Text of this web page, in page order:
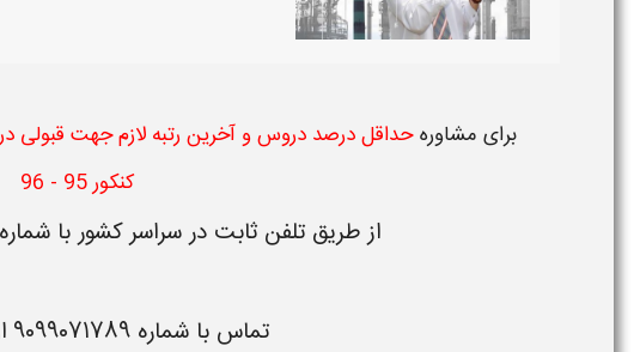
برای مشاورهحداقل درصد دروس و آخرین رتبه لازم جهت قبولی
کنکور 95 - 96
از طریق تلفن ثابت در سراسر کشور با
تماس با شماره ۹۰۹۹۰۷۱۷۸۹